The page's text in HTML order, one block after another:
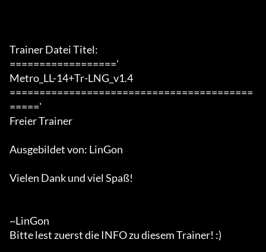
Trainer Datei Titel:
=================='
Metro_LL-14+Tr-LNG_v1.4
=========================================
====='
Freier Trainer
Ausgebildet von: LinGon
Vielen Dank und viel Spaß!
~LinGon
Bitte lest zuerst die INFO zu diesem Trainer! :)